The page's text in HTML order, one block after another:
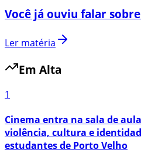
Você já ouviu falar
Ler matéria
Em Alta
1
Cinema entra na sala de
violência, cultura e
estudantes de Porto Velho